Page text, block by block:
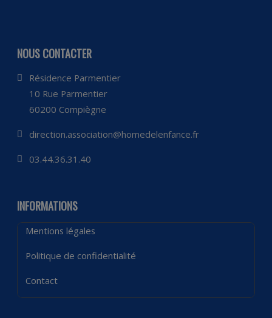
NOUS CONTACTER
Résidence Parmentier
10 Rue Parmentier
60200 Compiègne
direction.association@homedelenfance.fr
03.44.36.31.40
INFORMATIONS
Mentions légales
Politique de confidentialité
Contact